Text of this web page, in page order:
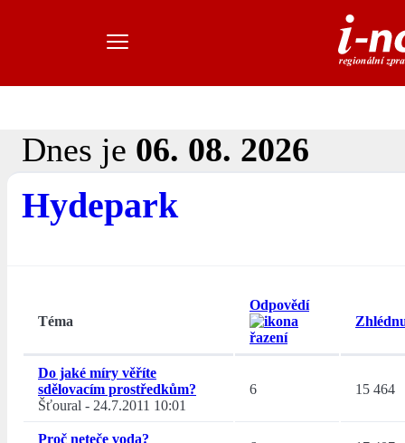
Dnes je 06. 08. 2026
Hydepark
Téma
Odpovědí
Do jaké míry věříte
sdělovacím prostředkům?
Šťoural - 24.7.2011 10:01
6 15 464
Proč neteče voda?